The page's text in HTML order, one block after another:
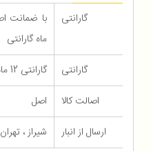
گارانتی
ماه گارانتی
گارانتی
گارانتی 12 ماه شرکتی
اصالت کالا
اصل
ارسال از انبار
شیراز ، تهران